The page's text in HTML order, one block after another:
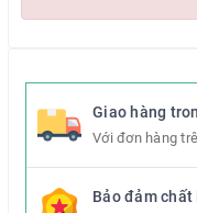
Giao hàng
Với đơn hàng
Bảo đảm chất